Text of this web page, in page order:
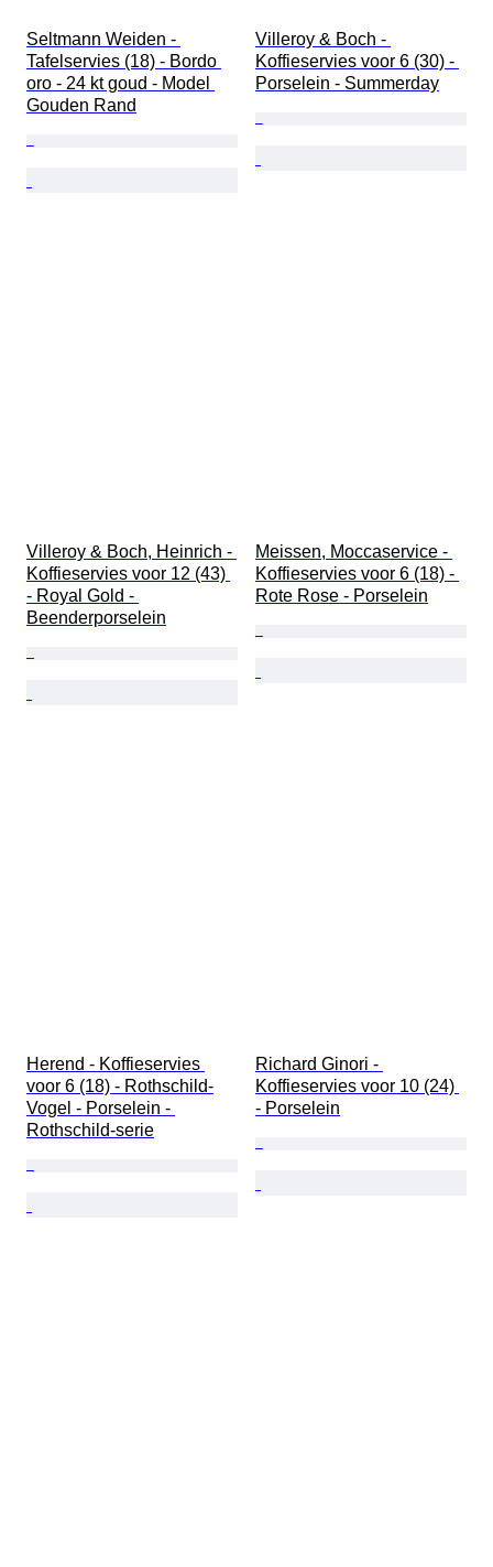
Seltmann Weiden -
Tafelservies (18) - Bordo
oro - 24 kt goud - Model
Gouden Rand
Villeroy & Boch -
Koffieservies voor 6 (30) -
Porselein - Summerday
Villeroy & Boch, Heinrich -
Koffieservies voor 12 (43)
- Royal Gold -
Beenderporselein
Meissen, Moccaservice -
Koffieservies voor 6 (18) -
Rote Rose - Porselein
Herend - Koffieservies
voor 6 (18) - Rothschild-
Vogel - Porselein -
Rothschild-serie
Richard Ginori -
Koffieservies voor 10 (24)
- Porselein